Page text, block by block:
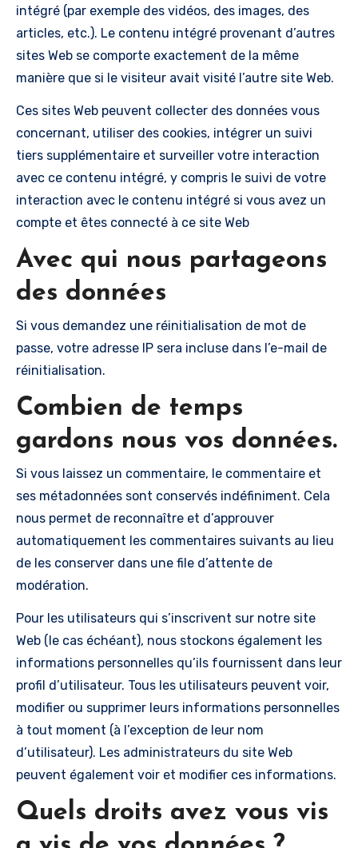
intégré (par exemple des vidéos, des images, des
articles, etc.). Le contenu intégré provenant d’autres
sites Web se comporte exactement de la même
manière que si le visiteur avait visité l’autre site Web.
Ces sites Web peuvent collecter des données vous
concernant, utiliser des cookies, intégrer un suivi
tiers supplémentaire et surveiller votre interaction
avec ce contenu intégré, y compris le suivi de votre
interaction avec le contenu intégré si vous avez un
compte et êtes connecté à ce site Web
Avec qui nous partageons
des données
Si vous demandez une réinitialisation de mot de
passe, votre adresse IP sera incluse dans l’e-mail de
réinitialisation.
Combien de temps
gardons nous vos données.
Si vous laissez un commentaire, le commentaire et
ses métadonnées sont conservés indéfiniment. Cela
nous permet de reconnaître et d’approuver
automatiquement les commentaires suivants au lieu
de les conserver dans une file d’attente de
modération.
Pour les utilisateurs qui s’inscrivent sur notre site
Web (le cas échéant), nous stockons également les
informations personnelles qu’ils fournissent dans leur
profil d’utilisateur. Tous les utilisateurs peuvent voir,
modifier ou supprimer leurs informations personnelles
à tout moment (à l’exception de leur nom
d’utilisateur). Les administrateurs du site Web
peuvent également voir et modifier ces informations.
Quels droits avez vous vis